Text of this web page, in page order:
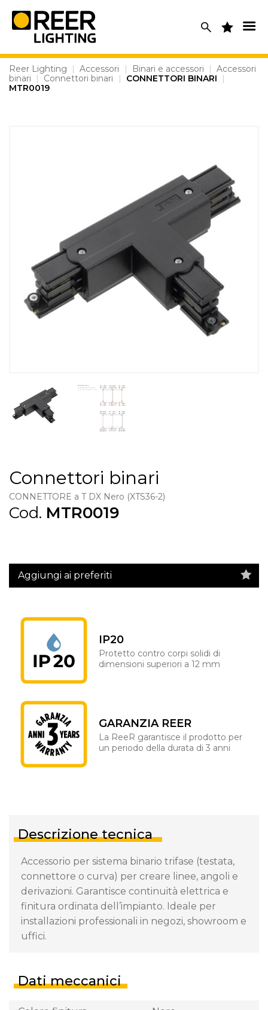
content
Reer Lighting | Accessori | Binari e accessori | Accessori
binari
| Connettori binari | CONNETTORI BINARI
|
MTR0019
Connettori binari
CONNETTORE a T DX Nero (XTS36-2)
Cod. MTR0019
Aggiungi ai preferiti
IP20
Protetto contro corpi solidi di
dimensioni superiori a 12 mm
GARANZIA REER
La ReeR garantisce il prodotto per
un periodo della durata di 3 anni
Descrizione tecnica
Accessorio per sistema binario trifase (testata,
connettore o curva) per creare linee, angoli e
derivazioni. Garantisce continuità elettrica e
finitura ordinata dell’impianto. Ideale per
installazioni professionali in negozi, showroom e
uffici.
Dati meccanici